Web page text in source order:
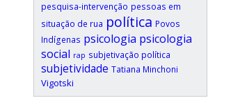
pesquisa-intervenção pessoas em
situação de rua política Povos
Indígenas psicologia psicologia
social rap subjetivação política
subjetividade Tatiana Minchoni
Vigotski